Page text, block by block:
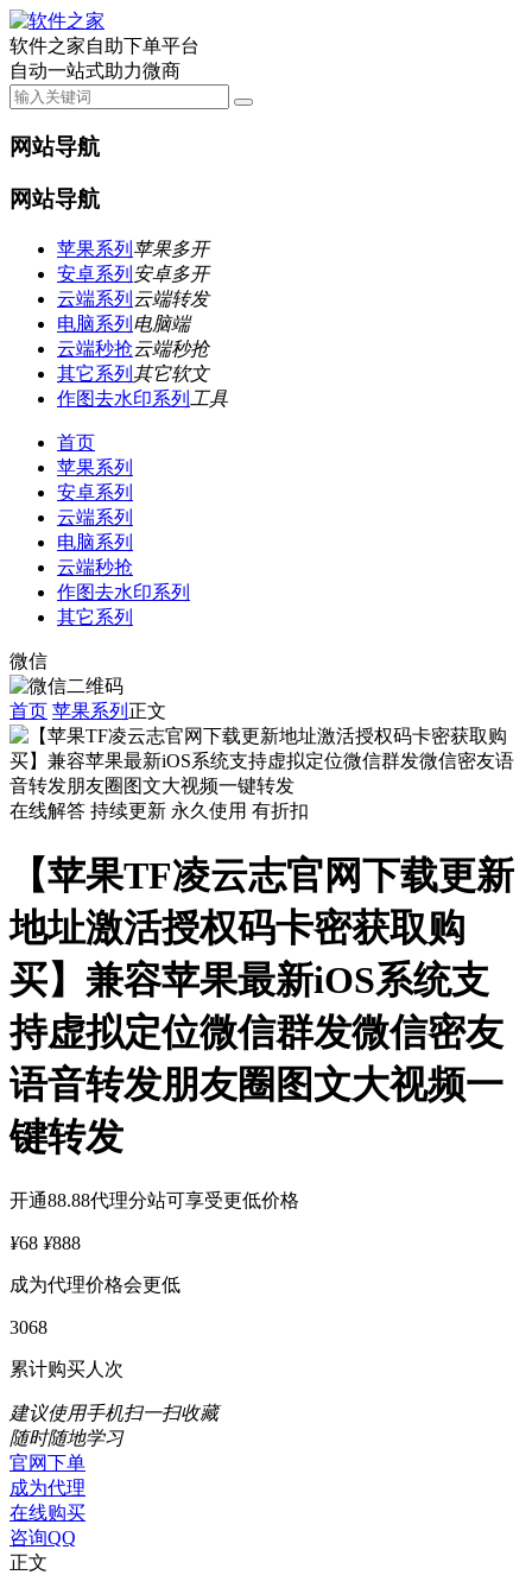
软件之家自助下单平台
自动一站式助力微商
网站导航
网站导航
苹果系列 苹果多开
安卓系列 安卓多开
云端系列 云端转发
电脑系列 电脑端
云端秒抢云端秒抢
其它系列 其它软文
作图去水印系列 工具
首页
苹果系列
安卓系列
云端系列
电脑系列
云端秒抢
作图去水印系列
其它系列
微信
首页 苹果系列 正文
在线解答 持续更新 永久使用 有折扣
【苹果TF凌云志官网下载更新
地址激活授权码卡密获取购
买】兼容苹果最新iOS系统支
持虚拟定位微信群发微信密友
语音转发朋友圈图文大视频一
键转发
开通88.88代理分站可享受更低价格
¥68 ¥888
成为代理价格会更低
3068
累计购买人次
建议使用手机扫一扫收藏
随时随地学习
官网下单
成为代理
在线购买
咨询QQ
正文